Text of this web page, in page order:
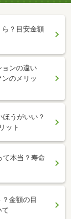
ら？目安金額
ョンの違い
のメリッ
うがいい？
ット
て本当？寿命
金額の目
て